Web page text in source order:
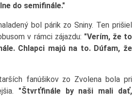
do semifinále."
bol párik zo Sniny. Ten prišiel
v rámci zájazdu: "Verím, že to
Chlapci majú na to. Dúfam, že
fanúšikov zo Zvolena bola pri
"Štvrťfinále by naši mali dať,